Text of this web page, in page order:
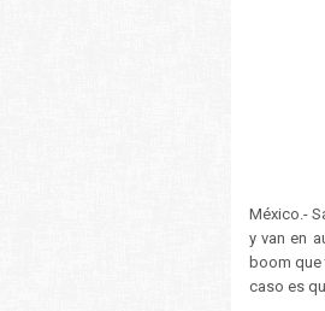
México.-
y van en
boom
caso es